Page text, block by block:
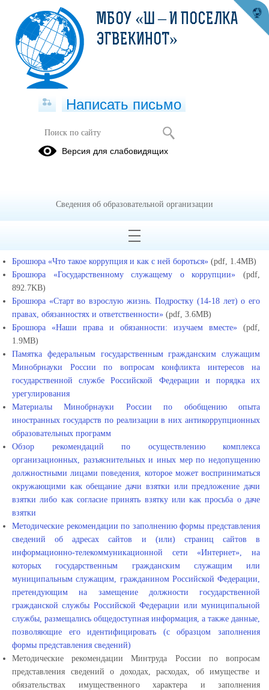
Методические материалы
Методические
материалы
Брошюра «Что такое коррупция и как с ней бороться» (pdf, 1.4MB)
Брошюра «Государственному служащему о коррупции» (pdf,
892.7KB)
Брошюра «Старт во взрослую жизнь. Подростку (14-18 лет) о его
правах, обязанностях и ответственности» (pdf, 3.6MB)
Брошюра «Наши права и обязанности: изучаем вместе» (pdf,
1.9MB)
Памятка федеральным государственным гражданским служащим
Минобрнауки России по вопросам конфликта интересов на
государственной службе Российской Федерации и порядка их
урегулирования
Материалы Минобрнауки России по обобщению опыта
иностранных государств по реализации в них антикоррупционных
образовательных программ
Обзор рекомендаций по осуществлению комплекса
организационных, разъяснительных и иных мер по недопущению
должностными лицами поведения, которое может восприниматься
окружающими как обещание дачи взятки или предложение дачи
взятки либо как согласие принять взятку или как просьба о даче
взятки
Методические рекомендации по заполнению формы представления
сведений об адресах сайтов и (или) страниц сайтов в
информационно-телекоммуникационной сети «Интернет», на
которых государственным гражданским служащим или
муниципальным служащим, гражданином Российской Федерации,
претендующим на замещение должности государственной
гражданской службы Российской Федерации или муниципальной
службы, размещались общедоступная информация, а также данные,
позволяющие его идентифицировать (с образцом заполнения
формы представления сведений)
Методические рекомендации Минтруда России по вопросам
представления сведений о доходах, расходах, об имуществе и
обязательствах имущественного характера и заполнения
МБОУ «Ш – И ПОСЕЛКА
ЭГВЕКИНОТ»
Написать письмо
Версия для слабовидящих
Сведения об образовательной организации